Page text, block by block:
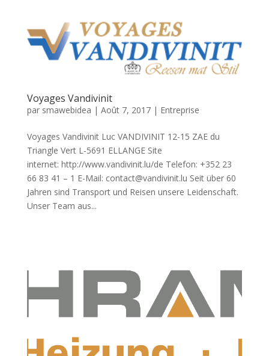
Voyages Vandivinit
par smawebidea | Août 7, 2017| Entreprise
Voyages Vandivinit Luc VANDIVINIT 12-15 ZAE du
Triangle Vert L-5691 ELLANGE Site
internet: http://www.vandivinit.lu/de Telefon: ‪+352 23
66 83 41 – 1 E-Mail: contact@vandivinit.lu Seit über 60
Jahren sind Transport und Reisen unsere Leidenschaft.
Unser Team aus...